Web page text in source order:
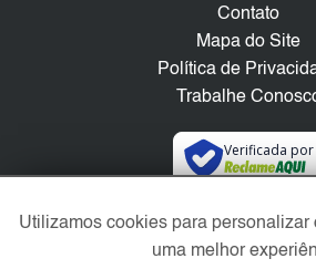
Contato
Mapa do Site
Política de
Trabalhe
Verificada por
Redes Sociais
Utilizamos cookies para personalizar
uma melhor